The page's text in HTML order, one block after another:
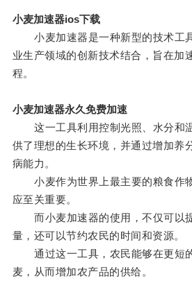
小麦加速器ios下载
小麦加速器是一种新型的技术工
业生产领域的创新技术结合，旨在加
程。
小麦加速器永久免费加速
这一工具利用控制光照、水分和
供了理想的生长环境，并通过增加养
病能力。
小麦作为世界上最主要的粮食作
应至关重要。
而小麦加速器的使用，不仅可以
量，还可以节约农民的时间和资源。
通过这一工具，农民能够在更短
麦，从而增加农产品的供给。